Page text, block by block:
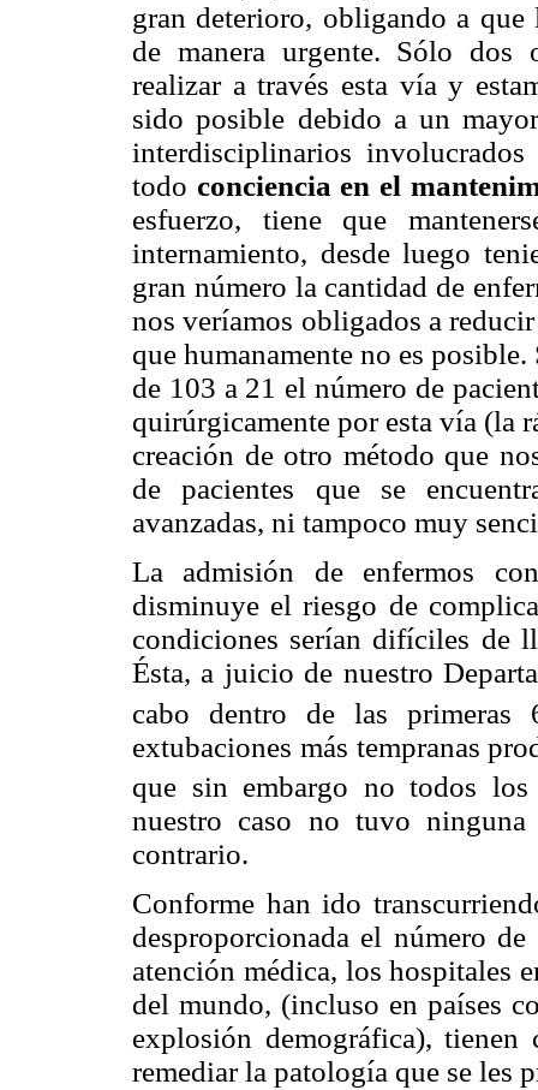
gran deterioro, obligando a
de manera urgente. Sólo dos
realizar a través esta vía y
sido posible debido a un
interdisciplinarios
todo conciencia en el
esfuerzo, tiene que
internamiento, desde luego
gran número la cantidad de
nos veríamos obligados a
que humanamente no es
de 103 a 21 el número de
quirúrgicamente por esta vía (la
creación de otro método que
de pacientes que se
avanzadas, ni tampoco muy
La admisión de enfermos
disminuye el riesgo de
condiciones serían difíciles de
Ésta, a juicio de nuestro
cabo dentro de las primeras
extubaciones más tempranas
que sin embargo no todos los
nuestro caso no tuvo ninguna
contrario.
Conforme han ido
desproporcionada el número
atención médica, los hospitales
del mundo, (incluso en países
explosión demográfica), tienen
remediar la patología que se les